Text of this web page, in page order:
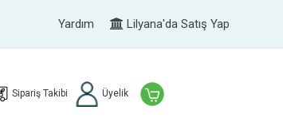
Yardım Lilyana'da Satış Yap
Sipariş Takibi Üyelik